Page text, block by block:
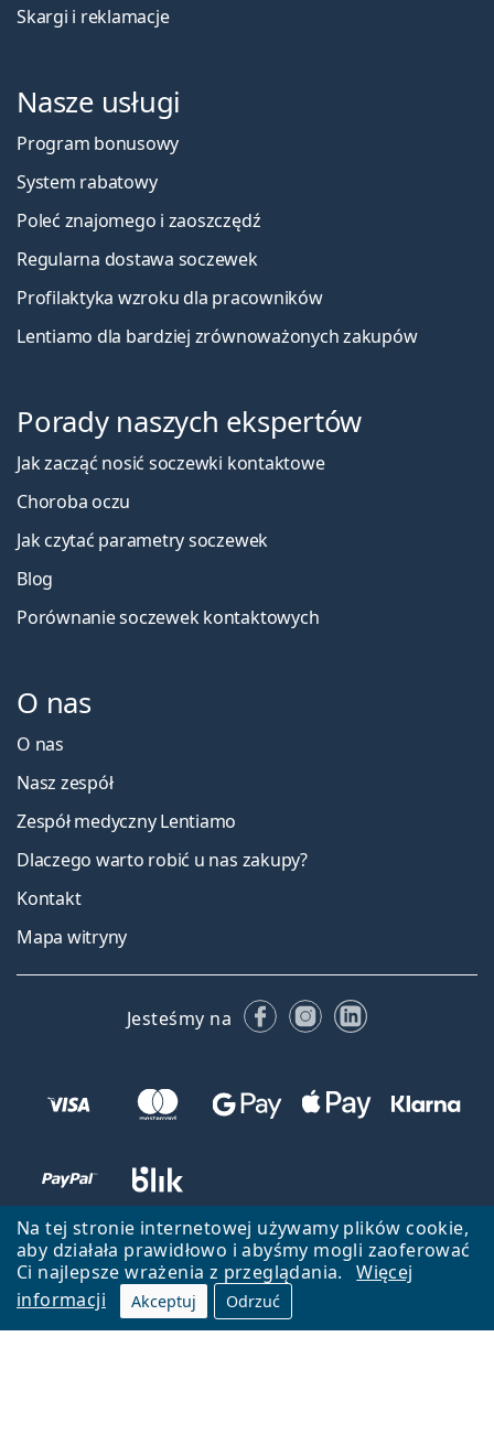
Na tej stronie internetowej używamy plików cookie,
aby działała prawidłowo i abyśmy mogli zaoferować
Ci najlepsze wrażenia z przeglądania.
Więcej
informacji
Akceptuj Odrzuć
Skargi i reklamacje
Nasze usługi
Program bonusowy
System rabatowy
Poleć znajomego i zaoszczędź
Regularna dostawa soczewek
Profilaktyka wzroku dla pracowników
Lentiamo dla bardziej zrównoważonych zakupów
Porady naszych ekspertów
Jak zacząć nosić soczewki kontaktowe
Choroba oczu
Jak czytać parametry soczewek
Blog
Porównanie soczewek kontaktowych
O nas
O nas
Nasz zespół
Zespół medyczny Lentiamo
Dlaczego warto robić u nas zakupy?
Kontakt
Mapa witryny
Jesteśmy na FacebookuInstagramie
LinkedIn
Wróć do strony głównej